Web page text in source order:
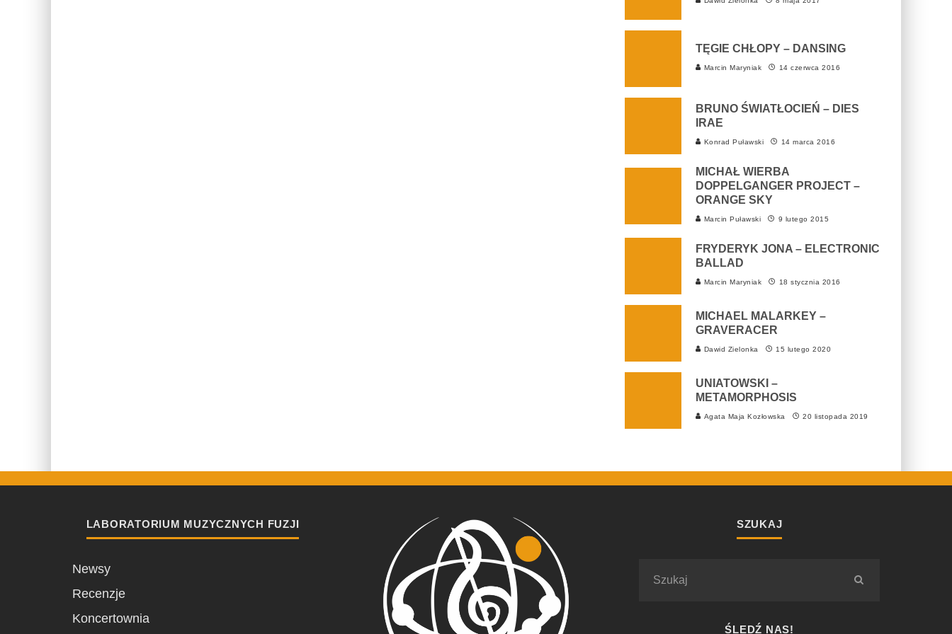
TĘGIE CHŁOPY – DANSING
Marcin Maryniak 14 czerwca 2016
BRUNO ŚWIATŁOCIEŃ – DIES
IRAE
Konrad Puławski 14 marca 2016
MICHAŁ WIERBA
DOPPELGANGER PROJECT –
ORANGE SKY
Marcin Puławski 9 lutego 2015
FRYDERYK JONA – ELECTRONIC
BALLAD
Marcin Maryniak 18 stycznia 2016
MICHAEL MALARKEY –
GRAVERACER
Dawid Zielonka 15 lutego 2020
UNIATOWSKI –
METAMORPHOSIS
Agata Maja Kozłowska 20 listopada 2019
LABORATORIUM MUZYCZNYCH FUZJI
Newsy
Recenzje
Koncertownia
SZUKAJ
ŚLEDŹ NAS!